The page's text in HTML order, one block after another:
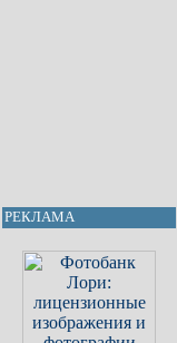
РЕКЛАМА